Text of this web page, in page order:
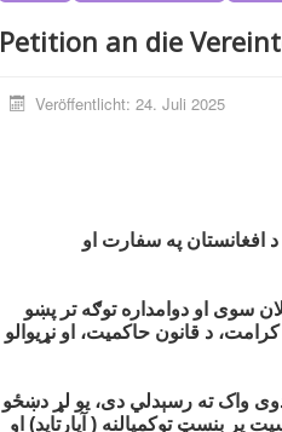
Petition an die
Veröffentlicht: 24. Juli 2025
افغانستان په سفارت او
سوی او دوامداره توګه تر پښو
د قانون حاکمیت، او نړیوالو
واک ته رسېدلي دی، یو لړ دښځو
بنسټ توکمپالنه ( آپارتاید) او